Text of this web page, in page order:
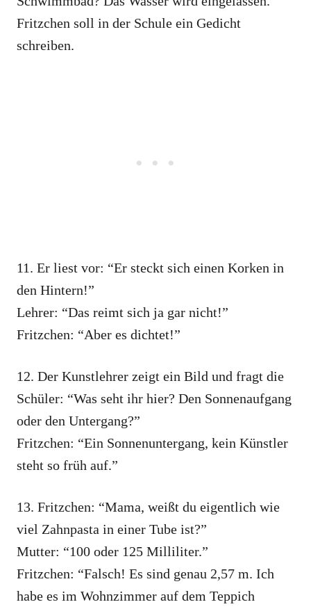
Fritzchen soll in der Schule ein Gedicht
schreiben.
11. Er liest vor: “Er steckt sich einen Korken in
den Hintern!”
Lehrer: “Das reimt sich ja gar nicht!”
Fritzchen: “Aber es dichtet!”
12. Der Kunstlehrer zeigt ein Bild und fragt die
Schüler: “Was seht ihr hier? Den Sonnenaufgang
oder den Untergang?”
Fritzchen: “Ein Sonnenuntergang, kein Künstler
steht so früh auf.”
13. Fritzchen: “Mama, weißt du eigentlich wie
viel Zahnpasta in einer Tube ist?”
Mutter: “100 oder 125 Milliliter.”
Fritzchen: “Falsch! Es sind genau 2,57 m. Ich
habe es im Wohnzimmer auf dem Teppich